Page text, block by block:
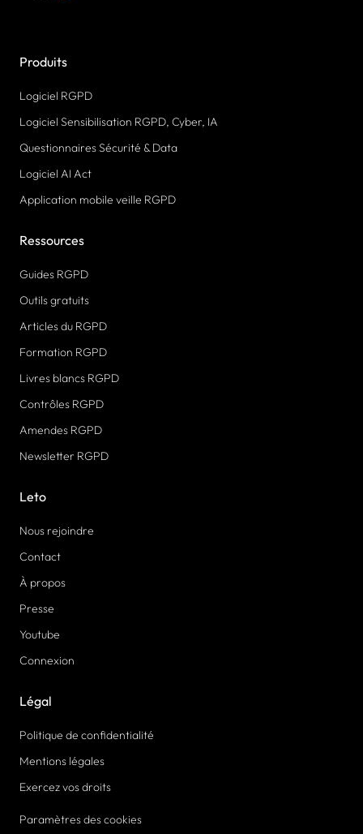
Produits
Logiciel RGPD
Logiciel Sensibilisation RGPD, Cyber, IA
Questionnaires Sécurité & Data
Logiciel AI Act
Application mobile veille RGPD
Ressources
Guides RGPD
Outils gratuits
Articles du RGPD
Formation RGPD
Livres blancs RGPD
Contrôles RGPD
Amendes RGPD
Newsletter RGPD
Leto
Nous rejoindre
Contact
À propos
Presse
Youtube
Connexion
Légal
Politique de confidentialité
Mentions légales
Exercez vos droits
Paramètres des cookies